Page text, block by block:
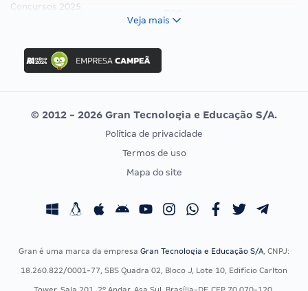
Concursos 2025
Concurso Ibama
Concurso MPU
Editais publicados
Vunesp
CONCURSOS POR PROFISSÃO
Concursos Fiscais
EXAME DE ORDEM
Calendário OAB
Veja mais
© 2012 - 2026 Gran Tecnologia e Educação S/A.
Política de privacidade
Termos de uso
Mapa do site
Gran é uma marca da empresa Gran Tecnologia e Educação S/A, CNPJ:
18.260.822/0001-77, SBS Quadra 02, Bloco J, Lote 10, Edifício Carlton